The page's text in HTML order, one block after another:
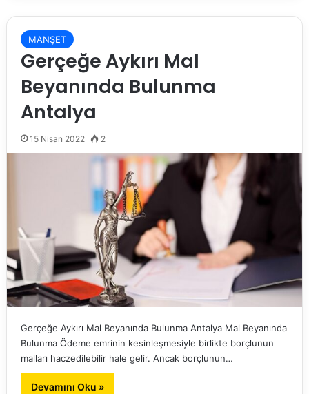
MANŞET
Gerçeğe Aykırı Mal
Beyanında Bulunma
Antalya
15 Nisan 2022 2
Gerçeğe Aykırı Mal Beyanında Bulunma Antalya Mal Beyanında
Bulunma Ödeme emrinin kesinleşmesiyle birlikte borçlunun
malları haczedilebilir hale gelir. Ancak borçlunun…
Devamını Oku »